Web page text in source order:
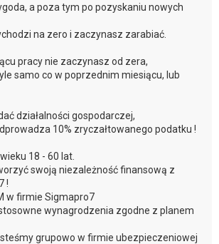
a poza tym po pozyskaniu nowych
na zero i zaczynasz zarabiać.
pracy nie zaczynasz od zera,
samo co w poprzednim miesiącu, lub
działalności gospodarczej,
10% zryczałtowanego podatku !
18 - 60 lat.
swoją niezależność finansową z
!
w firmie Sigmapro7
wynagrodzenia zgodne z planem
grupowo w firmie ubezpieczeniowej